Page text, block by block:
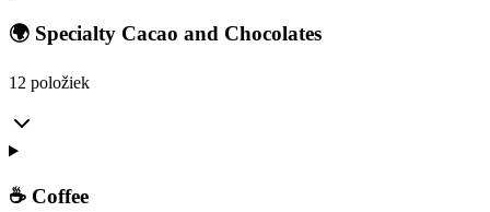
🌍 Specialty Cacao and Chocolates
12 položiek
☕ Coffee